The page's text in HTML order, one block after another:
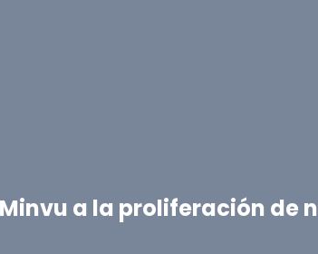
a la proliferación de